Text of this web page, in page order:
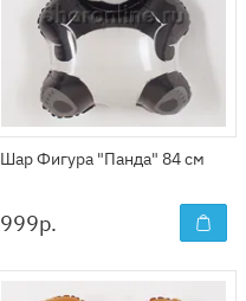
Шар Фигура "Панда" 84 см
999р.